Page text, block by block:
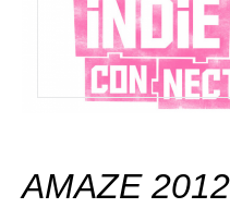
AMAZE